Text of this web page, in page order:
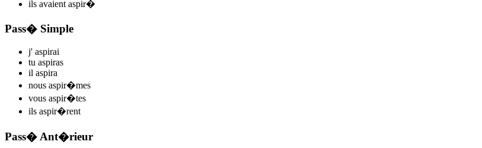
ils avaient aspir�
Pass� Simple
j' aspirai
tu aspiras
il aspira
nous aspir�mes
vous aspir�tes
ils aspir�rent
Pass� Ant�rieur